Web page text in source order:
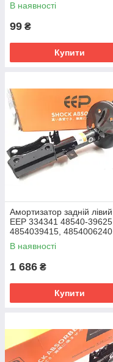
В наявності
99 ₴
Купити
Амортизатор задній лівий
EEP 334341 48540-39625,
4854039415, 4854006240
В наявності
1 686 ₴
Купити